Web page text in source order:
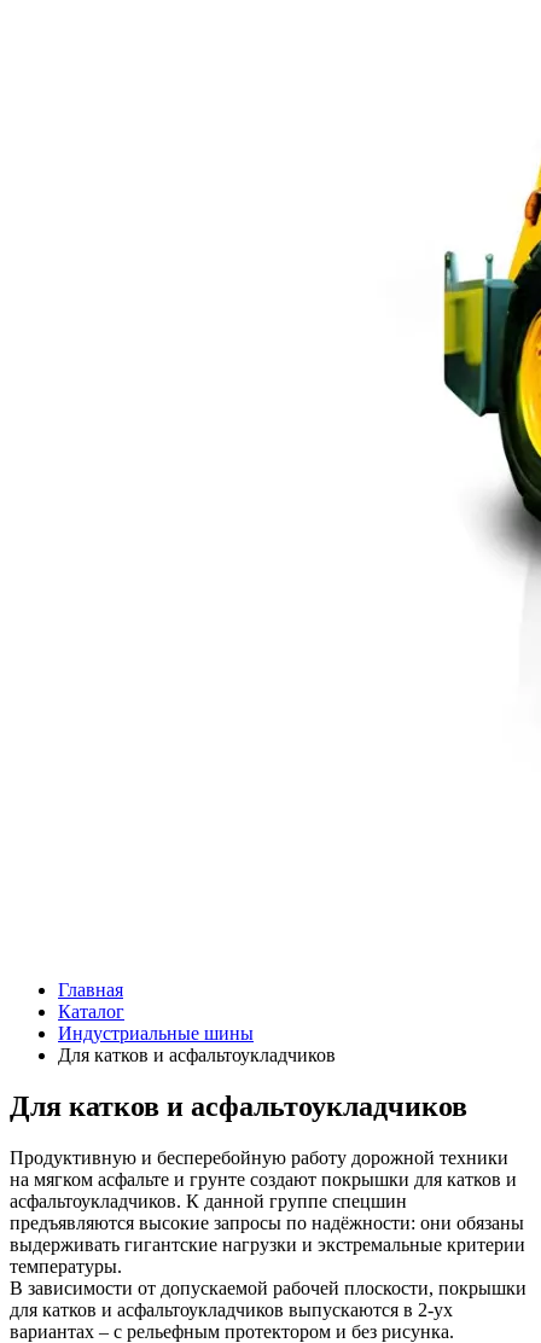
Главная
Каталог
Индустриальные шины
Для катков и асфальтоукладчиков
Для катков и асфальтоукладчиков
Продуктивную и бесперебойную работу дорожной техники
на мягком асфальте и грунте создают покрышки для катков и
асфальтоукладчиков. К данной группе спецшин
предъявляются высокие запросы по надёжности: они обязаны
выдерживать гигантские нагрузки и экстремальные критерии
температуры.
В зависимости от допускаемой рабочей плоскости, покрышки
для катков и асфальтоукладчиков выпускаются в 2-ух
вариантах – с рельефным протектором и без рисунка.